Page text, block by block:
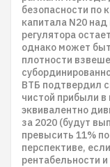
безопасности по
капитала N20
регулятора
однако может
плотности
ВТБ подтвердил
чистой прибыли
эквивалентно
за 2020 (будут
превысить 11%
перспективе,
рентабельности